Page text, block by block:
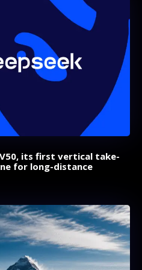
its first vertical take-
for long-distance